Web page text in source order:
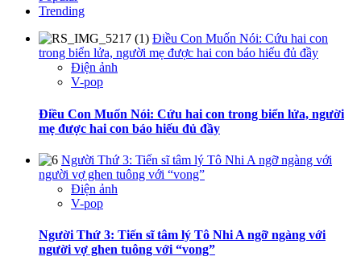
Trending
Điều Con Muốn Nói: Cứu hai con
trong biển lửa, người mẹ được hai con báo hiếu đủ đầy
Điện ảnh
V-pop
Điều Con Muốn Nói: Cứu hai con trong biển lửa, người
mẹ được hai con báo hiếu đủ đầy
Người Thứ 3: Tiến sĩ tâm lý Tô Nhi A ngỡ ngàng với
người vợ ghen tuông với “vong”
Điện ảnh
V-pop
Người Thứ 3: Tiến sĩ tâm lý Tô Nhi A ngỡ ngàng với
người vợ ghen tuông với “vong”